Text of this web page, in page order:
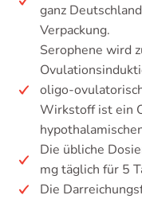
ganz
Verpackung.
Serophene wird
oligo-
Wirkstoff ist ein
Die übliche
mg täglich für 5
Die